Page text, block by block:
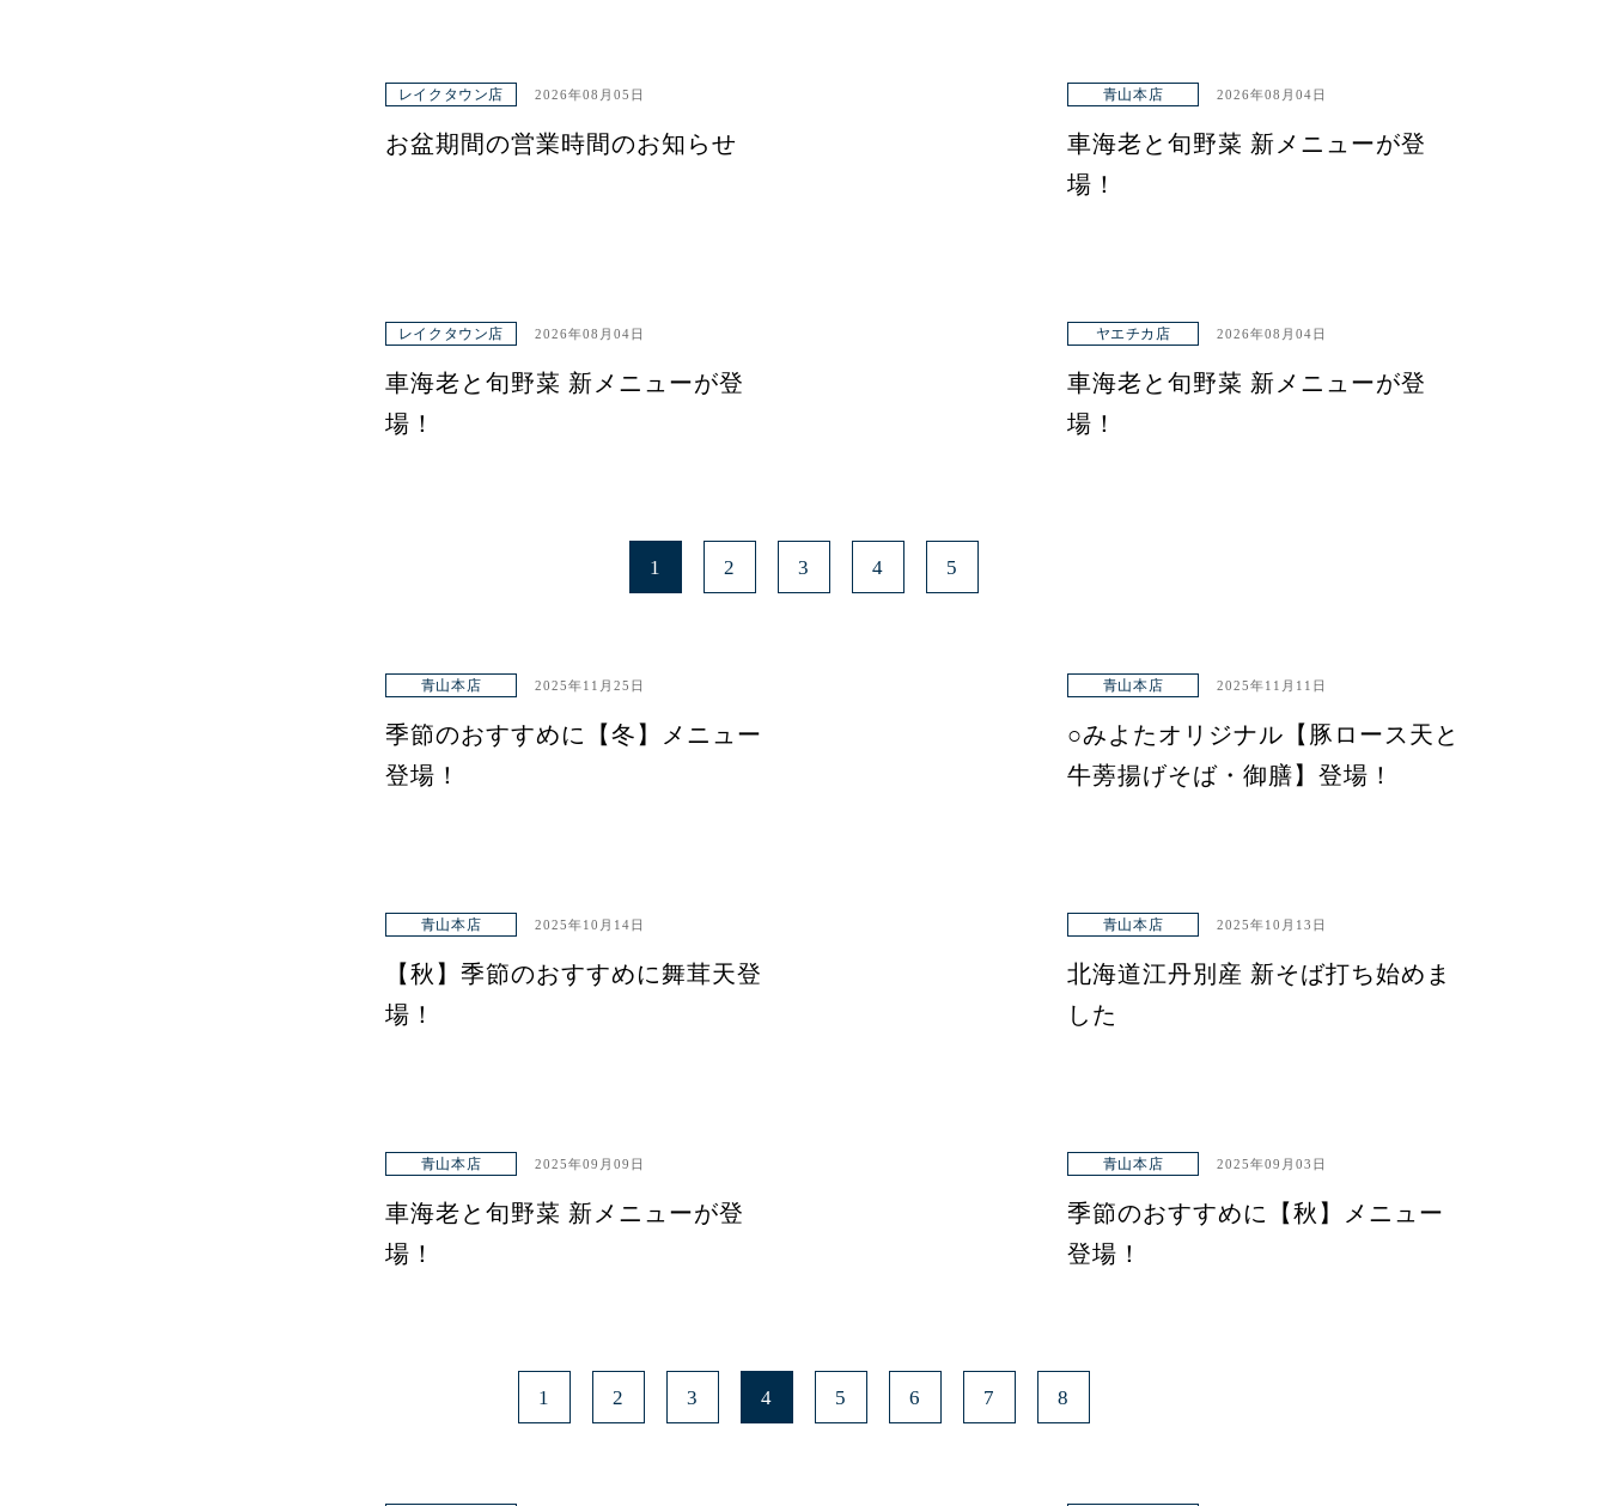
レイクタウン店 2026年08月05日
お盆期間の営業時間のお知らせ
青山本店 2026年08月04日
車海老と旬野菜 新メニューが登
場！
レイクタウン店 2026年08月04日
車海老と旬野菜 新メニューが登
場！
ヤエチカ店 2026年08月04日
車海老と旬野菜 新メニューが登
場！
1 2 3 4 5
青山本店 2025年11月25日
季節のおすすめに【冬】メニュー
登場！
青山本店 2025年11月11日
○みよたオリジナル【豚ロース天と
牛蒡揚げそば・御膳】登場！
青山本店 2025年10月14日
【秋】季節のおすすめに舞茸天登
場！
青山本店 2025年10月13日
北海道江丹別産 新そば打ち始めま
した
青山本店 2025年09月09日
車海老と旬野菜 新メニューが登
場！
青山本店 2025年09月03日
季節のおすすめに【秋】メニュー
登場！
1 2 3 4 5 6 7 8